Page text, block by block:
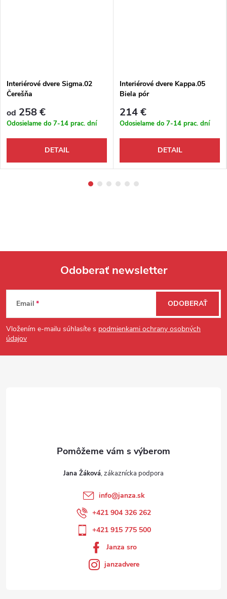
Interiérové dvere Sigma.02
Čerešňa
od 258 €
Odosielame do 7-14 prac. dní
DETAIL
Interiérové dvere Kappa.05
Biela pór
214 €
Odosielame do 7-14 prac. dní
DETAIL
Zápätie
Odoberať newsletter
Email
Vložením e-mailu súhlasíte s podmienkami ochrany osobných
údajov
ODOBERAŤ
Jana Žáková
info@janza.sk
+421 904 326 262
+421 915 775 500
Janza sro
janzadvere